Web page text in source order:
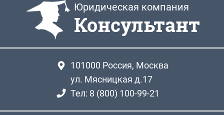
Юридическая компания
Консультант
101000 Россия, Москва
ул. Мясницкая д.17
Тел: 8 (800) 100-99-21